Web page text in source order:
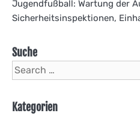
Jugendfußball: Wartung der
Sicherheitsinspektionen,
Suche
Search
for:
Kategorien